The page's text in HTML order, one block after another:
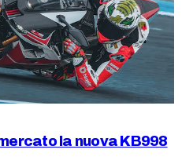
la nuova KB998